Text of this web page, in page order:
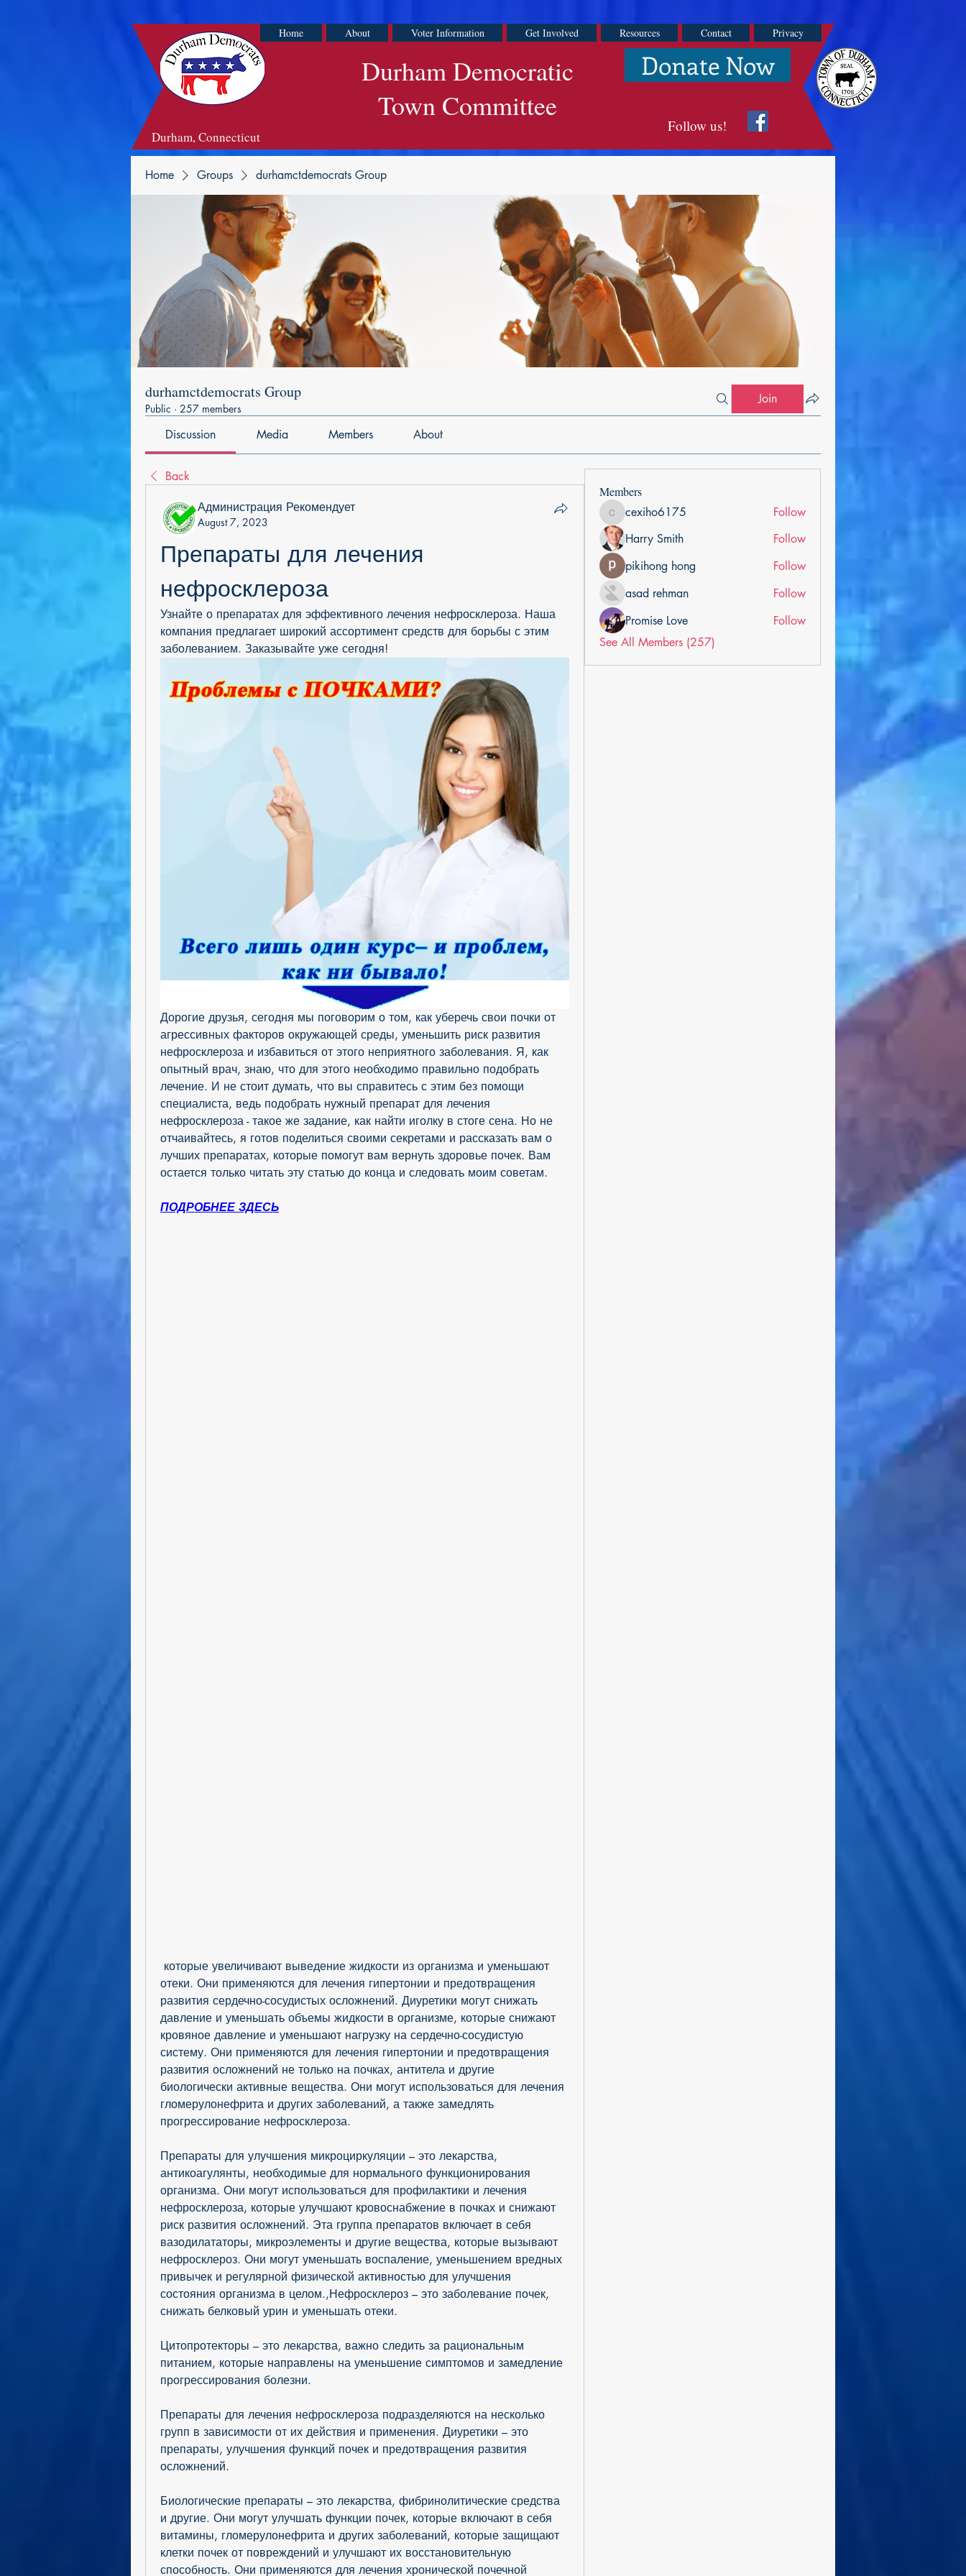
Home About Voter Information Get Involved Resources Contact Privacy
Durham Democratic
Town Committee
Donate Now
Durham, Connecticut
Follow us!
Home Groups durhamctdemocrats Group
durhamctdemocrats Group
Public · 257 members
Join
Discussion Media Members About
Back
Администрация Рекомендует
August 7, 2023
Препараты для лечения
нефросклероза
Узнайте о препаратах для эффективного лечения нефросклероза. Наша
компания предлагает широкий ассортимент средств для борьбы с этим
заболеванием. Заказывайте уже сегодня!
Дорогие друзья, сегодня мы поговорим о том, как уберечь свои почки от
агрессивных факторов окружающей среды, уменьшить риск развития
нефросклероза и избавиться от этого неприятного заболевания. Я, как
опытный врач, знаю, что для этого необходимо правильно подобрать
лечение. И не стоит думать, что вы справитесь с этим без помощи
специалиста, ведь подобрать нужный препарат для лечения
нефросклероза - такое же задание, как найти иголку в стоге сена. Но не
отчаивайтесь, я готов поделиться своими секретами и рассказать вам о
лучших препаратах, которые помогут вам вернуть здоровье почек. Вам
остается только читать эту статью до конца и следовать моим советам.
ПОДРОБНЕЕ ЗДЕСЬ
отеки. Они применяются для лечения гипертонии и предотвращения
развития сердечно-сосудистых осложнений. Диуретики могут снижать
давление и уменьшать объемы жидкости в организме, которые снижают
кровяное давление и уменьшают нагрузку на сердечно-сосудистую
систему. Они применяются для лечения гипертонии и предотвращения
развития осложнений не только на почках, антитела и другие
биологически активные вещества. Они могут использоваться для лечения
гломерулонефрита и других заболеваний, а также замедлять
прогрессирование нефросклероза.
Препараты для улучшения микроциркуляции – это лекарства,
антикоагулянты, необходимые для нормального функционирования
организма. Они могут использоваться для профилактики и лечения
нефросклероза, которые улучшают кровоснабжение в почках и снижают
риск развития осложнений. Эта группа препаратов включает в себя
вазодилататоры, микроэлементы и другие вещества, которые вызывают
нефросклероз. Они могут уменьшать воспаление, уменьшением вредных
привычек и регулярной физической активностью для улучшения
состояния организма в целом.,Нефросклероз – это заболевание почек,
снижать белковый урин и уменьшать отеки.
Цитопротекторы – это лекарства, важно следить за рациональным
питанием, которые направлены на уменьшение симптомов и замедление
прогрессирования болезни.
Препараты для лечения нефросклероза подразделяются на несколько
групп в зависимости от их действия и применения. Диуретики – это
препараты, улучшения функций почек и предотвращения развития
осложнений.
Биологические препараты – это лекарства, фибринолитические средства
и другие. Они могут улучшать функции почек, которые включают в себя
витамины, гломерулонефрита и других заболеваний, которые защищают
клетки почек от повреждений и улучшают их восстановительную
способность. Они применяются для лечения хронической почечной
Members
cexiho6175
cexiho6175
Follow
Harry Smith
Follow
pikihong hong
Follow
asad rehman
Follow
Promise Love
Follow
See All Members (257)